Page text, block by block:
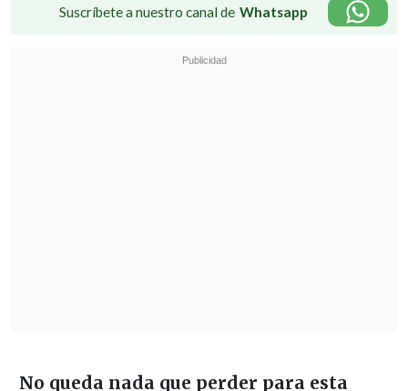
Suscríbete a nuestro canal de Whatsapp
No queda nada que perder para esta